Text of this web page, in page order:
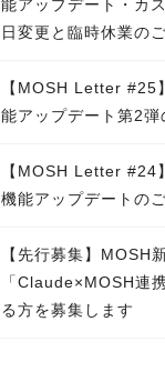
能アップデート・カ
日変更と臨時休業の
【MOSH Letter #25
能アップデート第2弾
【MOSH Letter #24
機能アップデートの
【先行募集】MOSH
「Claude×MOSH連
る方を募集します